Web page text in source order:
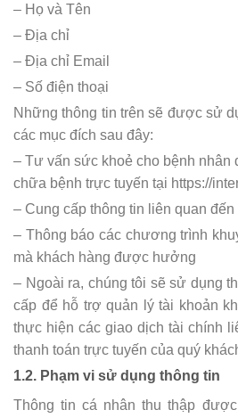
– Họ và Tên
– Địa chỉ
– Địa chỉ Email
– Số điện thoại
Những thông tin trên sẽ được sử
các mục đích sau đây:
– Tư vấn sức khoẻ cho bệnh nhân
chữa bệnh trực tuyến tại https://
– Cung cấp thông tin liên quan
– Thông báo các chương trình
mà khách hàng được hưởng
– Ngoài ra, chúng tôi sẽ sử dụng
cấp để hỗ trợ quản lý tài khoản
thực hiện các giao dịch tài chính
thanh toán trực tuyến của quý
1.2. Phạm vi sử dụng thông tin
Thông tin cá nhân thu thập